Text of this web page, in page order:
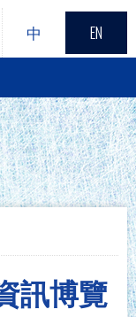
中 EN
訊博覽